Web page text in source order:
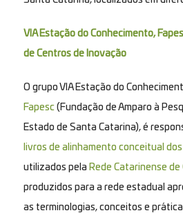
VIA Estação do Conhecimento,
de Centros de Inovação
O grupo VIA Estação do
Fapesc(Fundação de Amparo à
Estado de Santa Catarina), é
livros de alinhamento conceitual
utilizados pela Rede Catarinense de
produzidos para a rede estadual
as terminologias, conceitos e